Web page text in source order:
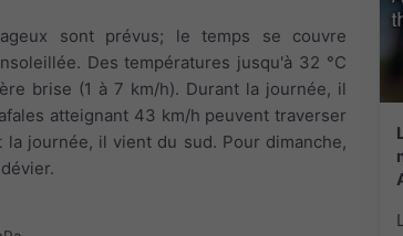
sont prévus; le temps se couvre
Des températures jusqu'à 32 °C
brise (1 à 7 km/h). Durant la journée, il
atteignant 43 km/h peuvent traverser
journée, il vient du sud. Pour dimanche,